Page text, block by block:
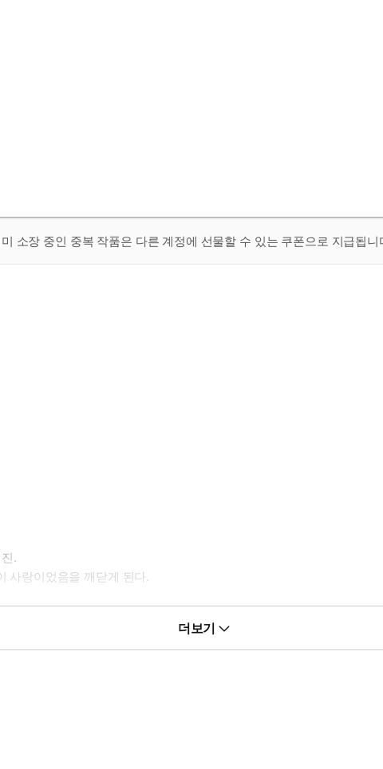
소장 중인 중복 작품은 다른 계정에 선물할 수 있는 쿠폰으로 지급됩니
.
사랑이었음을 깨닫게 된다.
를 되찾고 싶은 재이,
더보기